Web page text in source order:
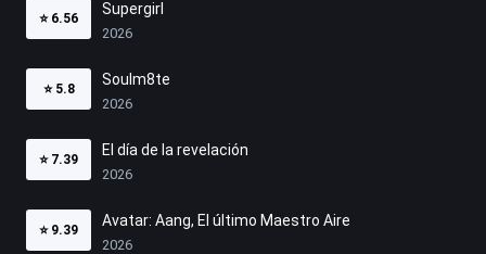
⭐ 6.56
Supergirl
2026
⭐ 5.8
Soulm8te
2026
⭐ 7.39
El día de la revelación
2026
⭐ 9.39
Avatar: Aang, El último Maestro Aire
2026